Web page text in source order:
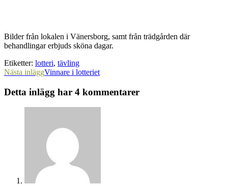
Bilder från lokalen i Vänersborg, samt från trädgården där
behandlingar erbjuds sköna dagar.
Etiketter: lotteri, tävling
Läs
fler
Nästa inläggVinnare i lotteriet
Detta inlägg har 4 kommentarer